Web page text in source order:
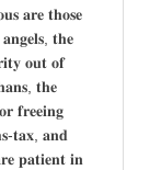
𝐚𝐫𝐞 𝐭𝐡𝐨𝐬𝐞
𝐭𝐡𝐞
𝐨𝐮𝐭 𝐨𝐟
𝐭𝐡𝐞
𝐟𝐫𝐞𝐞𝐢𝐧𝐠
𝐭𝐚𝐱, 𝐚𝐧𝐝
𝐩𝐚𝐭𝐢𝐞𝐧𝐭 𝐢𝐧